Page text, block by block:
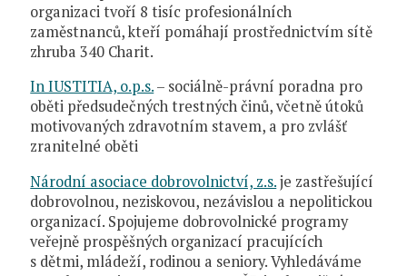
organizaci tvoří 8 tisíc profesionálních
zaměstnanců, kteří pomáhají prostřednictvím sítě
zhruba 340 Charit.
In IUSTITIA, o.p.s.– sociálně-právní poradna pro
oběti předsudečných trestných činů, včetně útoků
motivovaných zdravotním stavem, a pro zvlášť
zranitelné oběti
Národní asociace dobrovolnictví, z.s.je zastřešující
dobrovolnou, neziskovou, nezávislou a nepolitickou
organizací. Spojujeme dobrovolnické programy
veřejně prospěšných organizací pracujících
s dětmi, mládeží, rodinou a seniory. Vyhledáváme